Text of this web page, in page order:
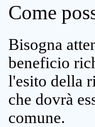
Come
Bisogna
beneficio
l'esito della
che dovrà
comune.